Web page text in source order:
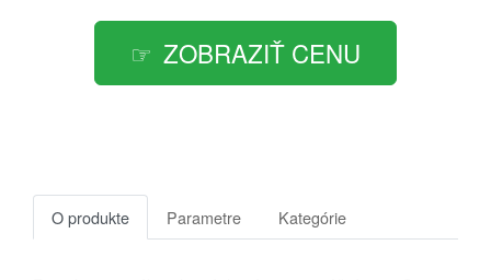
ZOBRAZIŤ CENU
O produkte Parametre Kategórie